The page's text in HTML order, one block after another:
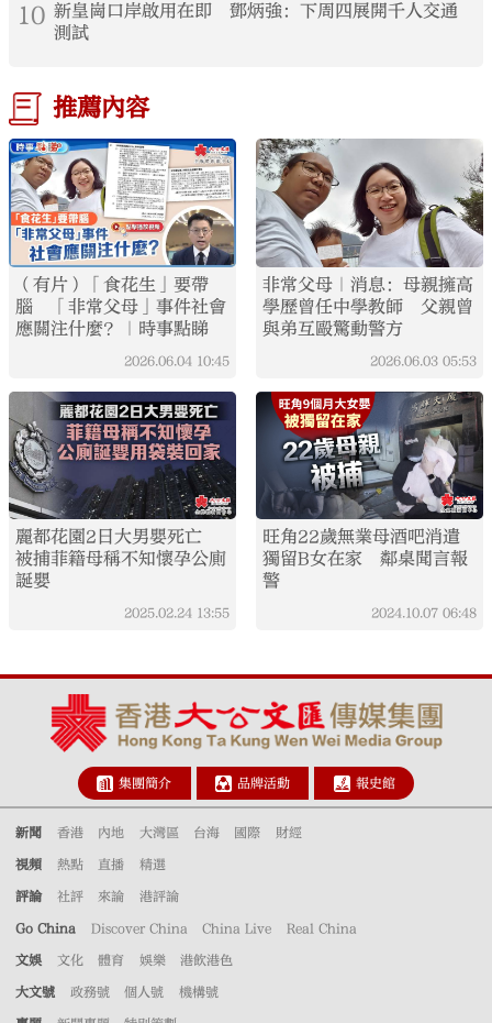
10 新皇崗口岸啟用在即 鄧炳強：下周四展開千人交通
測試
推薦內容
（有片）「食花生」要帶
腦 「非常父母」事件社會
應關注什麼？｜時事點睇
2026.06.04 10:45
非常父母｜消息：母親擁高
學歷曾任中學教師 父親曾
與弟互毆驚動警方
2026.06.03 05:53
麗都花園2日大男嬰死亡
被捕菲籍母稱不知懷孕公廁
誕嬰
2025.02.24 13:55
旺角22歲無業母酒吧消遣
獨留B女在家 鄰桌聞言報
警
2024.10.07 06:48
集團簡介 品牌活動 報史館
新聞 香港 內地 大灣區 台海 國際 財經
視頻 熱點 直播 精選
評論 社評 來論 港評論
Go China Discover China China Live Real China
文娛 文化 體育 娛樂 港飲港色
大文號 政務號 個人號 機構號